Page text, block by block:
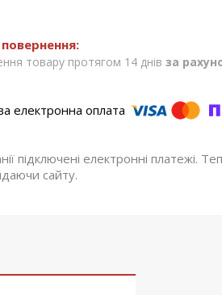
товару протягом 14 днів за
підключені електронні платежі.
сайту.